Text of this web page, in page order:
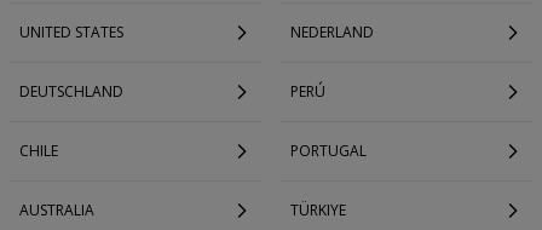
UNITED STATES NEDERLAND
DEUTSCHLAND PERÚ
CHILE PORTUGAL
AUSTRALIA TÜRKIYE